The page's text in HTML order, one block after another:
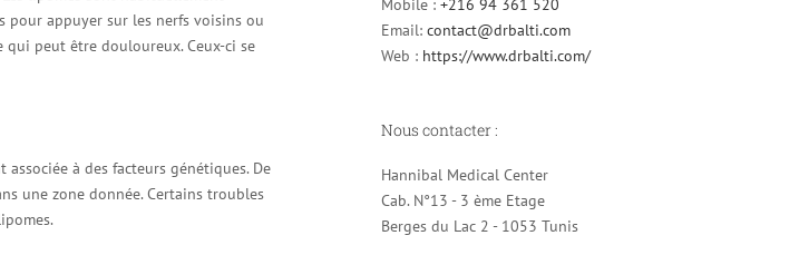
pour appuyer sur les nerfs voisins ou
peut être douloureux. Ceux-ci se
à des facteurs génétiques. De
une zone donnée. Certains troubles
Mobile : +216 94 361 520
Email: contact@drbalti.com
Web : https://www.drbalti.com/
Nous contacter :
Hannibal Medical Center
Cab. N°13 - 3 ème Etage
Berges du Lac 2 - 1053 Tunis